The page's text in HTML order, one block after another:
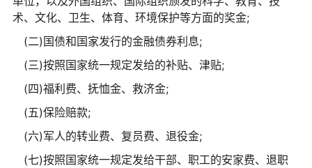
术、文化、卫生、体育、环境保护等方面的奖金;
(二)国债和国家发行的金融债券利息;
(三)按照国家统一规定发给的补贴、津贴;
(四)福利费、抚恤金、救济金;
(五)保险赔款;
(六)军人的转业费、复员费、退役金;
(七)按照国家统一规定发给干部、职工的安家费、退职